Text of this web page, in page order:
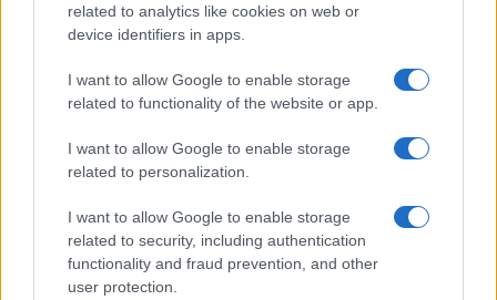
related to analytics like cookies on web or
device identifiers in apps.
I want to allow Google to enable storage
related to functionality of the website or app.
I want to allow Google to enable storage
related to personalization.
I want to allow Google to enable storage
related to security, including authentication
functionality and fraud prevention, and other
user protection.
A világháborúban a klórgáz nem bizonyult kellőképpen
hatásosnak, mert bár szörnyű halált okozott, relatíve
könnyen lehetett ellene védekezni, akár vizelettel átitatott
kendőt az arc elé szorítva, ugyanis az ammónia semlegesíti
a klórt. Válaszként a franciák bevetették a foszgént. A
vegyi anyag szaga a frissen nyírt fűre emlékeztet – más
roncsolja. 1917-ben megjelent a mustárgáz, amely
tüdősérülések mellett a szemet, a bőrt és a nyálkahártyát is
támadta. Bár nem annyira halálos, viszont gyakran hetekig is